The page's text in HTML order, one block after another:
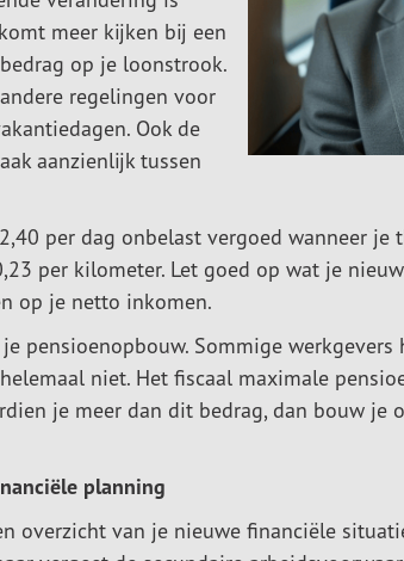
meer kijken bij een
op je loonstrook.
regelingen voor
Ook de
aanzienlijk tussen
per dag onbelast vergoed wanneer je
per kilometer. Let goed op wat je
op je netto inkomen.
pensioenopbouw. Sommige werkgevers
niet. Het fiscaal maximale
je meer dan dit bedrag, dan bouw je
planning
overzicht van je nieuwe financiële